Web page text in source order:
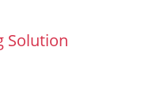
Solution